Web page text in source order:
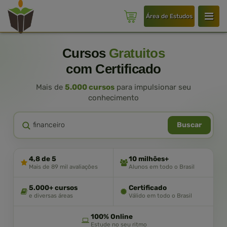
Área de Estudos
Cursos Gratuitos
com Certificado
Mais de 5.000 cursos para impulsionar seu
conhecimento
Buscar
4,8 de 5
Mais de 89 mil avaliações
10 milhões+
Alunos em todo o Brasil
5.000+ cursos
e diversas áreas
Certificado
Válido em todo o Brasil
100% Online
Estude no seu ritmo